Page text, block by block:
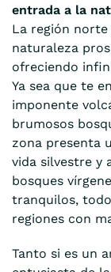
entrada a la
La región norte
naturaleza
ofreciendo
Ya sea que te
imponente
brumosos
zona presenta
vida silvestre y
bosques
tranquilos,
regiones con
Tanto si es un